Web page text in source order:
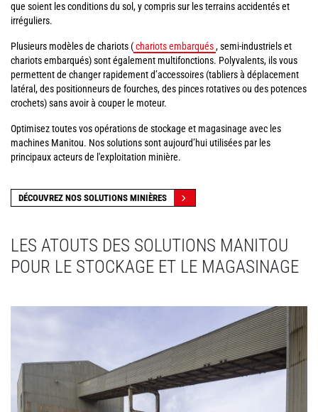
que soient les conditions du sol, y compris sur les terrains accidentés et
irréguliers.
Plusieurs modèles de chariots (chariots embarqués, semi-industriels et
chariots embarqués) sont également multifonctions. Polyvalents, ils vous
permettent de changer rapidement d’accessoires (tabliers à déplacement
latéral, des positionneurs de fourches, des pinces rotatives ou des potences
crochets) sans avoir à couper le moteur.
Optimisez toutes vos opérations de stockage et magasinage avec les
machines Manitou. Nos solutions sont aujourd’hui utilisées par les
principaux acteurs de l'exploitation minière.
DÉCOUVREZ NOS SOLUTIONS MINIÈRES
LES ATOUTS DES SOLUTIONS MANITOU
POUR LE STOCKAGE ET LE MAGASINAGE